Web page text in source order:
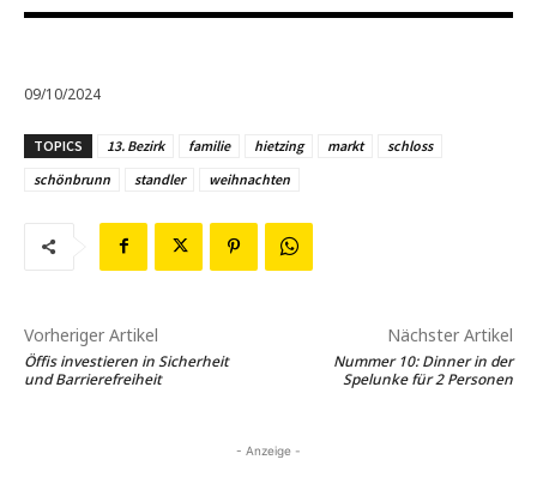
09/10/2024
TOPICS 13. Bezirk familie hietzing markt
schloss
schönbrunn
standler weihnachten
Vorheriger Artikel
Öffis investieren in Sicherheit
und Barrierefreiheit
Nächster Artikel
Nummer 10: Dinner in der
Spelunke für 2 Personen
- Anzeige -